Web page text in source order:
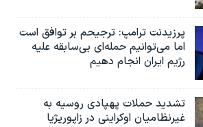
پرزیدنت ترامپ: ترجیحم بر توافق است
اما می‌توانیم حمله‌ای بی‌سابقه علیه
رژیم ایران انجام دهیم
تشدید حملات پهپادی روسیه به
غیرنظامیان اوکراینی در زاپوریژیا